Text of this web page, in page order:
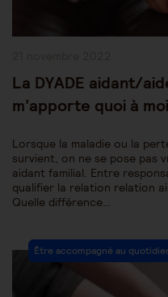
La DYADE aidant/
m’apporte quoi à
Lorsque la maladie ou la
survient, on ne se pose pas
aidant familial. Entre
qualifier la relation relation
Quelle différence…
Post
Category:
Être accompagné au